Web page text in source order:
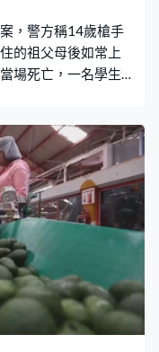
，警方稱14歲槍手
的祖父母後如常上
場死亡，一名學生
武里府一間中學槍
見到他們全副武裝
槍手與祖父母同
，先殺死正在煮食
攜帶手槍及子彈如
他開槍射殺正在上
師，再沿走廊向學
被殺死，槍手之後
盡。 警方在槍手的
，亦沉迷暴力遊